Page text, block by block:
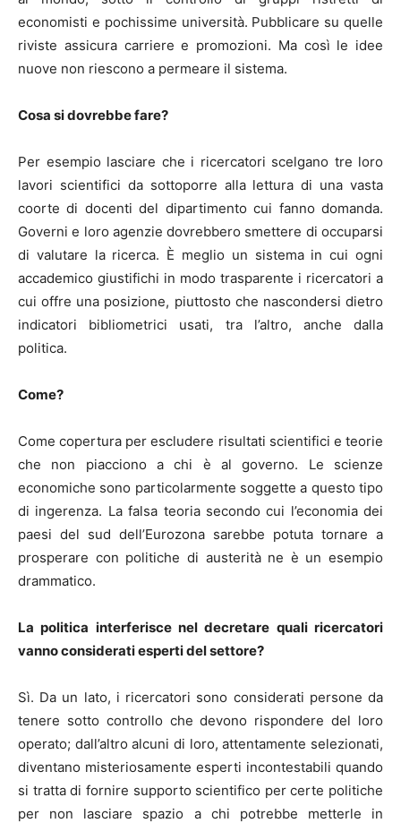
economisti e pochissime università. Pubblicare su quelle
riviste assicura carriere e promozioni. Ma così le idee
nuove non riescono a permeare il sistema.
Cosa si dovrebbe fare?
Per esempio lasciare che i ricercatori scelgano tre loro
lavori scientifici da sottoporre alla lettura di una vasta
coorte di docenti del dipartimento cui fanno domanda.
Governi e loro agenzie dovrebbero smettere di occuparsi
di valutare la ricerca. È meglio un sistema in cui ogni
accademico giustifichi in modo trasparente i ricercatori a
cui offre una posizione, piuttosto che nascondersi dietro
indicatori bibliometrici usati, tra l’altro, anche dalla
politica.
Come?
Come copertura per escludere risultati scientifici e teorie
che non piacciono a chi è al governo. Le scienze
economiche sono particolarmente soggette a questo tipo
di ingerenza. La falsa teoria secondo cui l’economia dei
paesi del sud dell’Eurozona sarebbe potuta tornare a
prosperare con politiche di austerità ne è un esempio
drammatico.
La politica interferisce nel decretare quali ricercatori
vanno considerati esperti del settore?
Sì. Da un lato, i ricercatori sono considerati persone da
tenere sotto controllo che devono rispondere del loro
operato; dall’altro alcuni di loro, attentamente selezionati,
diventano misteriosamente esperti incontestabili quando
si tratta di fornire supporto scientifico per certe politiche
per non lasciare spazio a chi potrebbe metterle in